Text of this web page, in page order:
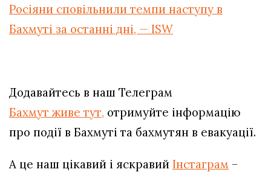
Росіяни сповільнили темпи наступу в
Бахмуті за останні дні, — ISW
Додавайтесь в наш Телеграм
Бахмут живе тут, отримуйте інформацію
про події в Бахмуті та бахмутян в евакуації.
А це наш цікавий і яскравий Інстаграм –